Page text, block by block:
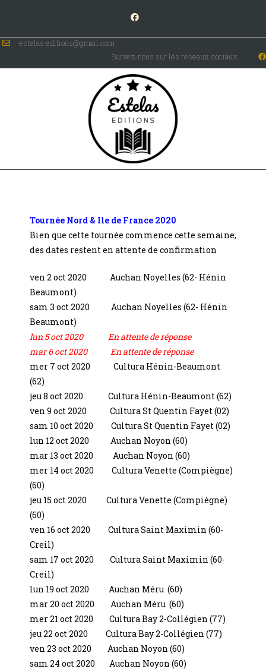
estelas.editions@gmail.com
Suivez-nous sur les réseaux sociaux
Tournée Nord & Ile de France 2020
Bien que cette tournée commence cette semaine,
des dates restent en attente de confirmation
ven 2 oct 2020 Auchan Noyelles (62- Hénin
Beaumont)
sam 3 oct 2020 Auchan Noyelles (62- Hénin
Beaumont)
lun 5 oct 2020 En attente de réponse
mar 6 oct 2020 En attente de réponse
mer 7 oct 2020 Cultura Hénin-Beaumont
(62)
jeu 8 oct 2020 Cultura Hénin-Beaumont (62)
ven 9 oct 2020 Cultura St Quentin Fayet (02)
sam 10 oct 2020 Cultura St Quentin Fayet (02)
lun 12 oct 2020 Auchan Noyon (60)
mar 13 oct 2020 Auchan Noyon (60)
mer 14 oct 2020 Cultura Venette (Compiègne)
(60)
jeu 15 oct 2020 Cultura Venette (Compiègne)
(60)
ven 16 oct 2020 Cultura Saint Maximin (60-
Creil)
sam 17 oct 2020 Cultura Saint Maximin (60-
Creil)
lun 19 oct 2020 Auchan Méru (60)
mar 20 oct 2020 Auchan Méru (60)
mer 21 oct 2020 Cultura Bay 2-Collégien (77)
jeu 22 oct 2020 Cultura Bay 2-Collégien (77)
ven 23 oct 2020 Auchan Noyon (60)
sam 24 oct 2020 Auchan Noyon (60)